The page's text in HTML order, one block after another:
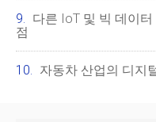
다른 IoT 및 빅 데이
점
자동차 산업의 디지